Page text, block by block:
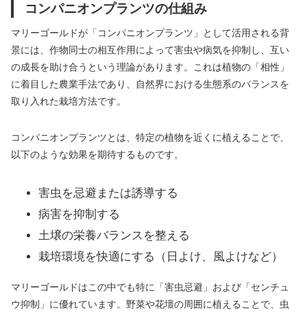
コンパニオンプランツの仕組み
マリーゴールドが「コンパニオンプランツ」として活用される背
景には、作物同士の相互作用によって害虫や病気を抑制し、互い
の成長を助け合うという理論があります。これは植物の「相性」
に着目した農業手法であり、自然界における生態系のバランスを
取り入れた栽培方法です。
コンパニオンプランツとは、特定の植物を近くに植えることで、
以下のような効果を期待するものです。
害虫を忌避または誘導する
病害を抑制する
土壌の栄養バランスを整える
栽培環境を快適にする（日よけ、風よけなど）
マリーゴールドはこの中でも特に「害虫忌避」および「センチュ
ウ抑制」に優れています。野菜や花壇の周囲に植えることで、虫